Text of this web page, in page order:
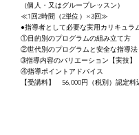
（個人・又はグループレッスン）
≪1回2時間（2単位）×3回≫
●指導者として必要な実用カリキュラ
①目的別のプログラムの組み立て方
②世代別のプログラムと安全な指導法
➂指導内容のバリエーション【実技】
④指導ポイントアドバイス
【受講料】 56,000円（税別）認定料